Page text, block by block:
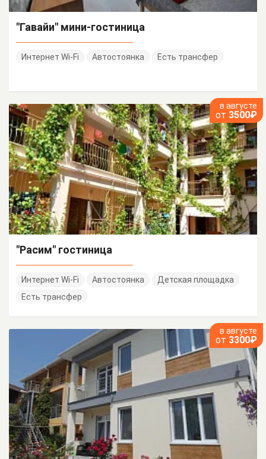
"Гавайи" мини-гостиница
Интернет Wi-Fi Автостоянка Есть трансфер
в августе
от 3500₽
"Расим" гостиница
Интернет Wi-Fi Автостоянка
Детская площадка
Есть трансфер
в августе
от 3300₽